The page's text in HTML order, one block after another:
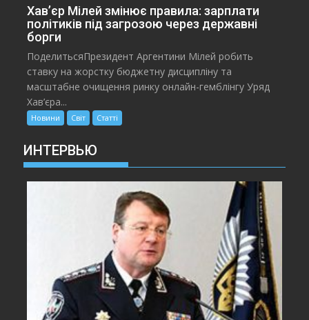
Хав’єр Мілей змінює правила: зарплати
політиків під загрозою через державні
борги
ПоделитьсяПрезидент Аргентини Мілей робить
ставку на жорстку бюджетну дисципліну та
масштабне очищення ринку онлайн-гемблінгу Уряд
Хав’єра...
Новини Світ Статті
ИНТЕРВЬЮ